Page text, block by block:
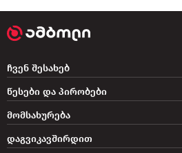
დაგვიკავშირდით
ჩვენ შესახებ
წესები და პირობები
მომსახურება